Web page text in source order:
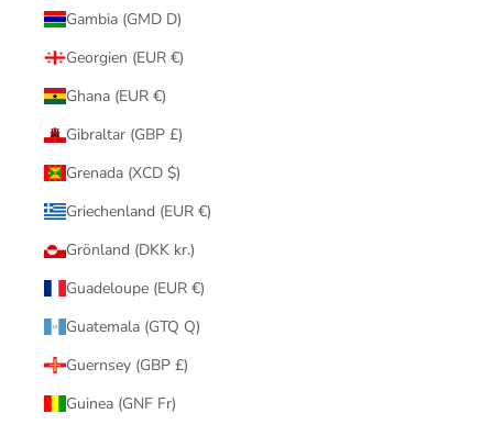
Gambia (GMD D)
Georgien (EUR €)
Ghana (EUR €)
Gibraltar (GBP £)
Grenada (XCD $)
Griechenland (EUR €)
Grönland (DKK kr.)
Guadeloupe (EUR €)
Guatemala (GTQ Q)
Guernsey (GBP £)
Guinea (GNF Fr)